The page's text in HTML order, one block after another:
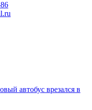
автобус врезался в